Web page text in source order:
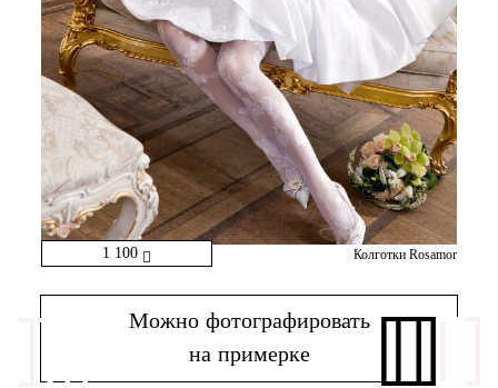
1 100 Колготки Rosamor
Можно фотографировать
на примерке